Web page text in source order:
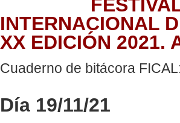
INTERNACIONAL
XX EDICIÓN 2021.
Cuaderno de bitácora
Día 19/11/21